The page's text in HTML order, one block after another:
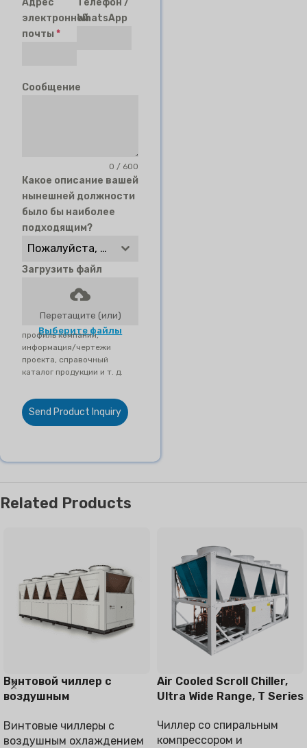
Адрес
электронной
почты *
Телефон /
WhatsApp
Сообщение
0 / 600
Какое описание вашей
нынешней должности
было бы наиболее
подходящим?
Пожалуйста, выберите
Загрузить файл
Перетащите (или)
Выберите файлы
профиль компании,
информация/чертежи
проекта, справочный
каталог продукции и т. д.
Send Product Inquiry
Related Products
Винтовой чиллер с
воздушным
Винтовые чиллеры с
воздушным охлаждением
Air Cooled Scroll Chiller,
Ultra Wide Range, T Series
Чиллер со спиральным
компрессором и